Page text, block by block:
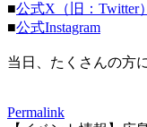
■公式X（旧：Twitter）
■公式Instagram
当日、たくさんの方
Permalink